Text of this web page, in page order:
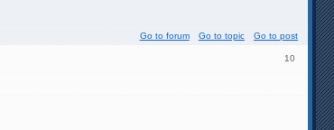
Go to forum Go to topic Go to post
10